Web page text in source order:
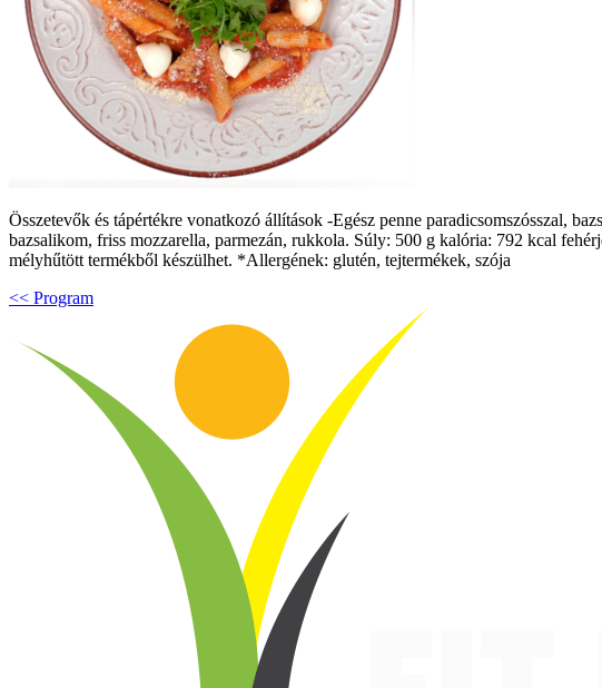
Összetevők és tápértékre vonatkozó állítások -Egész penne paradicsomszósszal,
bazsalikom, friss mozzarella, parmezán, rukkola. Súly: 500 g kalória: 792 kcal
mélyhűtött termékből készülhet. *Allergének: glutén, tejtermékek, szója
<< Program